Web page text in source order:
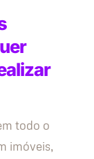
todo o
imóveis,